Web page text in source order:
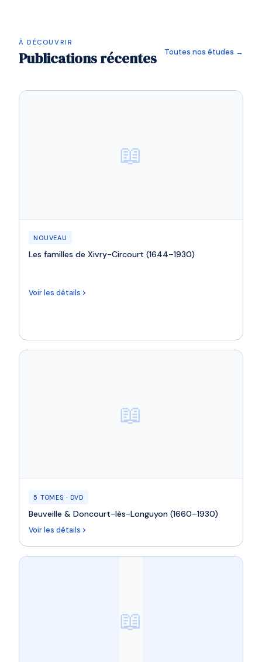
À DÉCOUVRIR
Publications récentes Toutes nos études →
📖
NOUVEAU
Les familles de Xivry-Circourt (1644–1930)
Voir les détails
📖
5 TOMES · DVD
Beuveille & Doncourt-lès-Longuyon (1660–1930)
Voir les détails
📖